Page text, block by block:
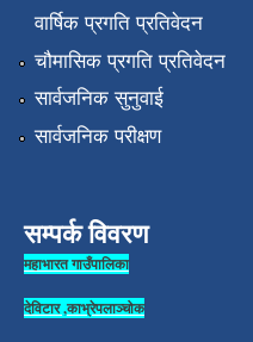
वार्षिक प्रगति प्रतिवेदन
चौमासिक प्रगति प्रतिवेदन
सार्वजनिक सुनुवाई
सार्वजनिक परीक्षण
सम्पर्क विवरण
महाभारत गाउँपालिका
देविटार ,काभ्रेपलाञ्चोक